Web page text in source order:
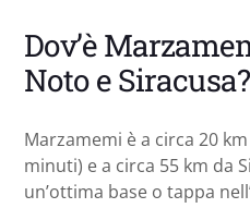
Dov’è
Noto e Siracusa?
Marzamemi è a circa 20
minuti) e a circa 55 km da
un’ottima base o tappa